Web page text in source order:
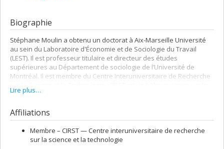
Biographie
Stéphane Moulin a obtenu un doctorat à Aix-Marseille Université
au sein du Laboratoire d'Économie et de Sociologie du Travail
(LEST). Il est professeur titulaire et directeur des études
supérieures au Département de sociologie de l’Université de
Montréal. Il est membre du Centre Interuniversitaire de Recherche
mieux-être et la santé au travail (OSMET). Il est directeur de la
Lire plus…
Affiliations
Membre – CIRST — Centre interuniversitaire de recherche
sur la science et la technologie